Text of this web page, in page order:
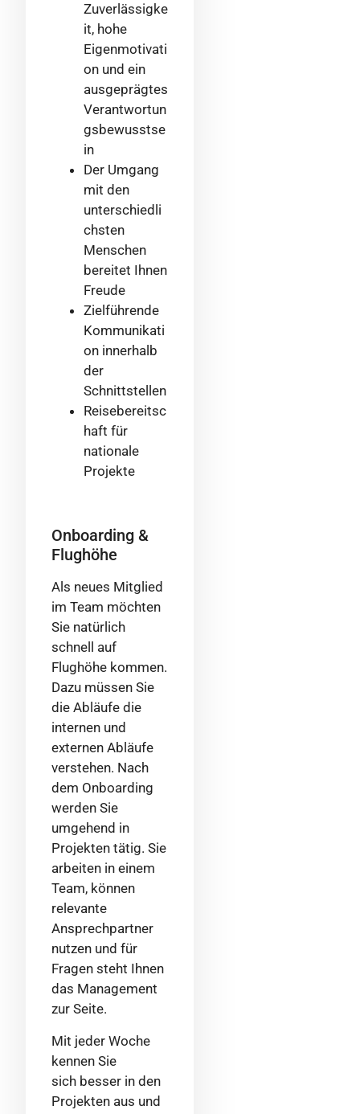
Zuverlässigke
it, hohe
Eigenmotivati
on und ein
ausgeprägtes
Verantwortun
gsbewusstse
in
Der Umgang
mit den
unterschiedli
chsten
Menschen
bereitet Ihnen
Freude
Zielführende
Kommunikati
on innerhalb
der
Schnittstellen
Reisebereitsc
haft für
nationale
Projekte
Onboarding &
Flughöhe
Als neues Mitglied
im Team möchten
Sie natürlich
schnell auf
Flughöhe kommen.
Dazu müssen Sie
die Abläufe die
internen und
externen Abläufe
verstehen. Nach
dem Onboarding
werden Sie
umgehend in
Projekten tätig. Sie
arbeiten in einem
Team, können
relevante
Ansprechpartner
nutzen und für
Fragen steht Ihnen
das Management
zur Seite.
Mit jeder Woche
kennen Sie
sich besser in den
Projekten aus und